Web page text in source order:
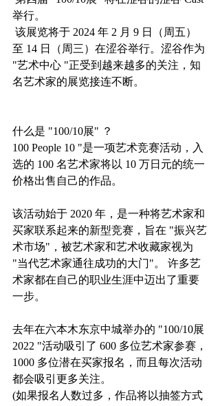
举行。
至 14 日（周三）在涩谷举行。涩谷作为
"艺术中心 "正受到越来越多的关注，知
名艺术家的展览接连不断。
什么是 "100/10展" ？
100 People 10 "是一项艺术竞赛活动，入
选的 100 名艺术家将以 10 万日元的统一
价格出售自己的作品。
该活动始于 2020 年，是一种将艺术家和
买家联系起来的新型竞赛，旨在 "振兴艺
术市场"，被艺术家和艺术收藏家视为
"当代艺术家通往成功的大门"。 许多艺
术家都在自己的职业生涯中迈出了重要
一步。
去年在六本木东京中城举办的 "100/10展
2022 "活动吸引了 600 多位艺术家参赛，
1000 多位潜在买家报名，而且每次活动
都会吸引更多关注。
(如果报名人数过多，作品将以抽签方式